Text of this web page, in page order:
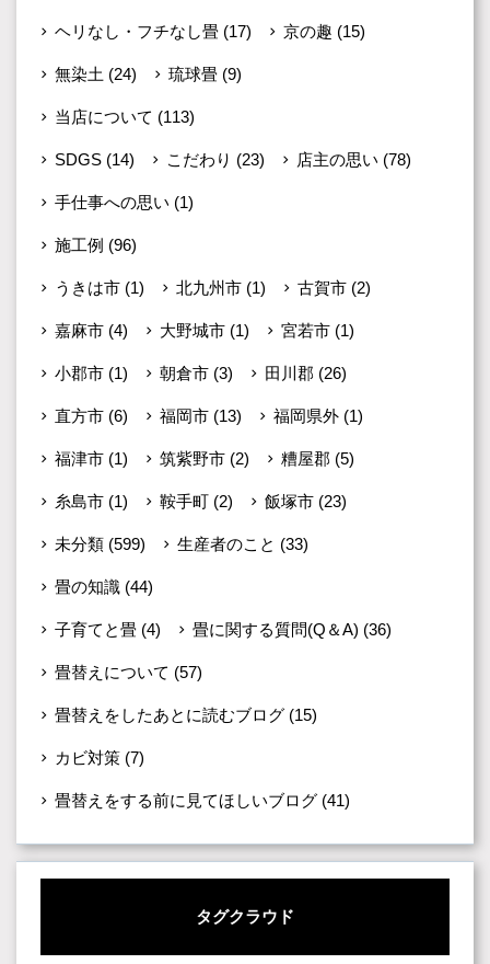
ヘリなし・フチなし畳 (17) 京の趣 (15)
無染土 (24) 琉球畳 (9)
当店について (113)
SDGS (14) こだわり (23) 店主の思い (78)
手仕事への思い (1)
施工例 (96)
うきは市 (1) 北九州市 (1) 古賀市 (2)
嘉麻市 (4) 大野城市 (1) 宮若市 (1)
小郡市 (1) 朝倉市 (3) 田川郡 (26)
直方市 (6) 福岡市 (13) 福岡県外 (1)
福津市 (1) 筑紫野市 (2) 糟屋郡 (5)
糸島市 (1) 鞍手町 (2) 飯塚市 (23)
未分類 (599) 生産者のこと (33)
畳の知識 (44)
子育てと畳 (4) 畳に関する質問(Q＆A) (36)
畳替えについて (57)
畳替えをしたあとに読むブログ (15)
カビ対策 (7)
畳替えをする前に見てほしいブログ (41)
タグクラウド